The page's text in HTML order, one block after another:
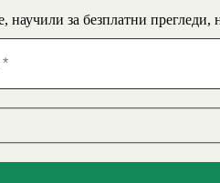
научили за безплатни